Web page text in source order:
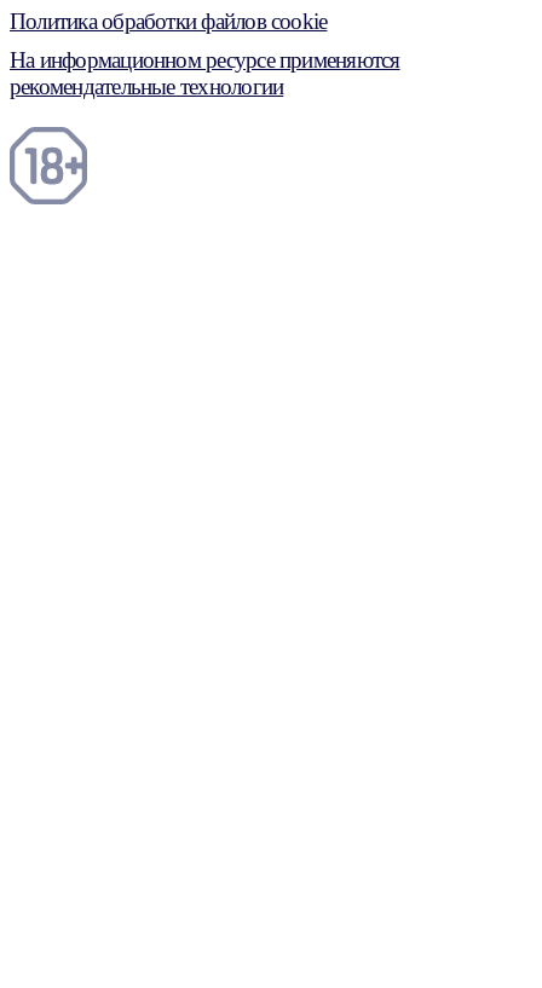
Политика обработки файлов cookie
На информационном ресурсе применяются
рекомендательные технологии